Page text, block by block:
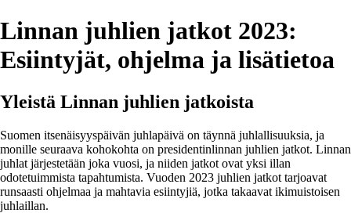
Linnan juhlien jatkot 2023:
Esiintyjät, ohjelma ja lisätietoa
Yleistä Linnan juhlien jatkoista
Suomen itsenäisyyspäivän juhlapäivä on täynnä juhlallisuuksia, ja
monille seuraava kohokohta on presidentinlinnan juhlien jatkot. Linnan
juhlat järjestetään joka vuosi, ja niiden jatkot ovat yksi illan
odotetuimmista tapahtumista. Vuoden 2023 juhlien jatkot tarjoavat
runsaasti ohjelmaa ja mahtavia esiintyjiä, jotka takaavat ikimuistoisen
juhlaillan.